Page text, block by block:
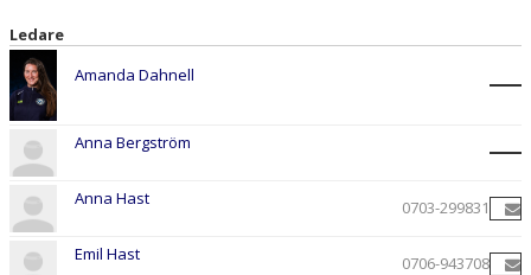
Ledare
Amanda Dahnell
Anna Bergström
Anna Hast 0703-299831
Emil Hast 0706-943708